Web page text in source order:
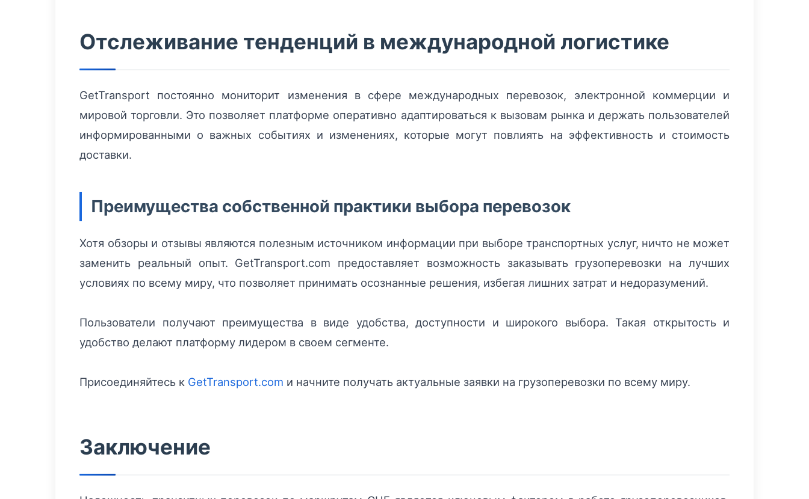
Отслеживание тенденций в международной логистике
GetTransport постоянно мониторит изменения в сфере международных перевозок, электронной коммерции и
мировой торговли. Это позволяет платформе оперативно адаптироваться к вызовам рынка и держать пользователей
информированными о важных событиях и изменениях, которые могут повлиять на эффективность и стоимость
доставки.
Преимущества собственной практики выбора перевозок
Хотя обзоры и отзывы являются полезным источником информации при выборе транспортных услуг, ничто не может
заменить реальный опыт. GetTransport.com предоставляет возможность заказывать грузоперевозки на лучших
условиях по всему миру, что позволяет принимать осознанные решения, избегая лишних затрат и недоразумений.
Пользователи получают преимущества в виде удобства, доступности и широкого выбора. Такая открытость и
удобство делают платформу лидером в своем сегменте.
Присоединяйтесь к GetTransport.com и начните получать актуальные заявки на грузоперевозки по всему миру.
Заключение